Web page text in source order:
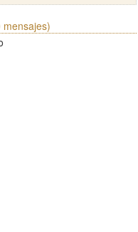
mensajes)